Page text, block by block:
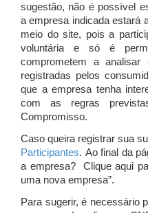
sugestão, não é possível
a empresa indicada estará
meio do site, pois a
voluntária e só é
comprometem a analisar
registradas pelos
que a empresa tenha
com as regras
Compromisso.
Caso queira registrar sua
Participantes. Ao final da
a empresa? Clique aqui
uma nova empresa”.
Para sugerir, é necessário